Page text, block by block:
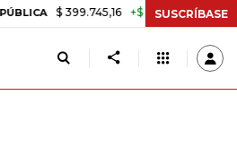
$ 399.745,16 +$ 2.295,71 +0,58%
SUSCRÍBASE